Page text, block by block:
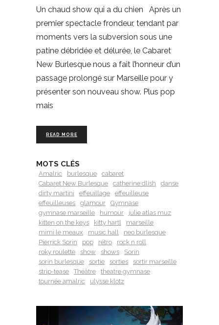
Un chaud show qui a du chien Après un
premier spectacle frondeur, tendant par
moments vers la subversion sous une
patine débridée et délurée, le Cabaret
New Burlesque nous a fait l’honneur d’un
passage prolongé sur Marseille pour y
présenter son nouveau show. Plus pop
mais
READ MORE
MOTS CLÉS
Amalric burlesque
cabaret
Cabaret New Burlesque
catherine dlish
danse
dirty martini
effeuillage
effeuilleuse
effeuilleuses
glamour
Gymnase
gymnase marseille
humour
julie atlas muz
kitten on the keys
kitty hartl
marseille
mimi le meaux
music hall
neo burlesque
Pierrick Sorin
pop rétro
rock n roll
roky roulette
show shows
Sorin
sorin burlesque
sortie sorties
sortir marseille
strip-tease
Théâtre
theatre gymnase
tournée amalric
ulysse klotz